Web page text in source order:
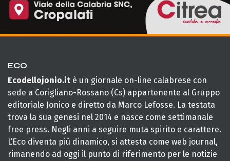
ECO
Ecodellojonio.it è un giornale on-line calabrese con
sede a Corigliano-Rossano (Cs) appartenente al Gruppo
editoriale Jonico e diretto da Marco Lefosse. La testata
trova la sua genesi nel 2014 e nasce come settimanale
free press. Negli anni a seguire muta spirito e carattere.
L’Eco diventa più dinamico, si attesta come web journal,
rimanendo ad oggi il punto di riferimento per le notizie